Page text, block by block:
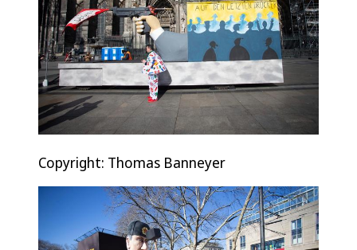
Copyright: Thomas Banneyer